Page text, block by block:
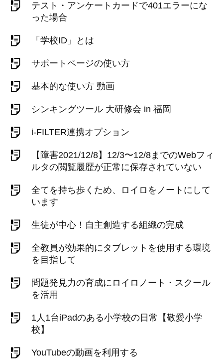
テスト・アンケートカードで401エラーにな
った場合
「学校ID」とは
サポートページの使い方
基本的な使い方 動画
シンキングツール 大研修会 in 福岡
i-FILTER連携オプション
【障害2021/12/8】12/3〜12/8までのWebフィ
ルタの閲覧履歴が正常に保存されていない
全てを持ち歩くため、ロイロをノートにして
います
生徒が中心！自主創造する組織の完成
全教員が効果的にタブレットを使用する環境
を目指して
問題発見力の育成にロイロノート・スクール
を活用
1人1台iPadのある小学校の日常【敬愛小学
校】
YouTubeの動画を利用する